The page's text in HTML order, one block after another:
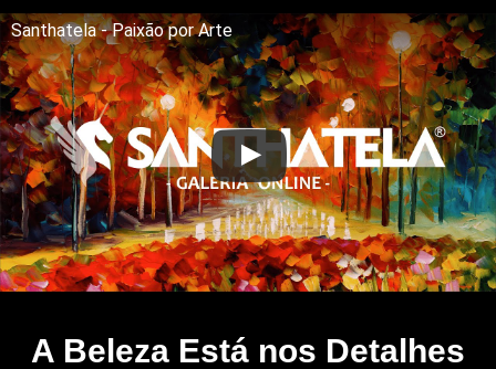
Santhatela - Paixão por Arte
A Beleza Está nos Detalhes